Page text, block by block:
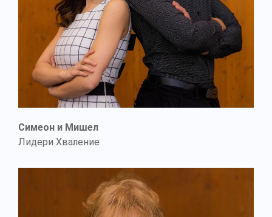
Симеон и Мишел
Лидери Хваление